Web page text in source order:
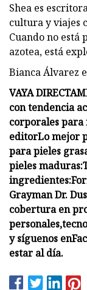
Shea es
cultura y viajes
Cuando no
azotea, está
Bianca Álvarez
VAYA
con tendencia
corporales
editorLo mejor
para pieles
pieles maduras:
ingredientes:
GraymanDr.
cobertura en
personales,
y síguenos en
estar al día.